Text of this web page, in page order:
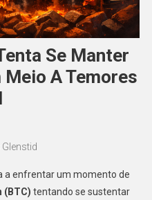
Se Manter
Meio A Temores
Glenstid
a enfrentar um momento de
(BTC) tentando se sustentar